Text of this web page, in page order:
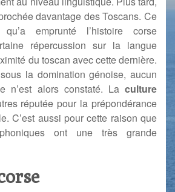
davantage des Toscans. Ce
emprunté l’histoire corse
répercussion sur la langue
du toscan avec cette dernière.
la domination génoise, aucun
n’est alors constaté. La culture
réputée pour la prépondérance
C’est aussi pour cette raison que
ont une très grande